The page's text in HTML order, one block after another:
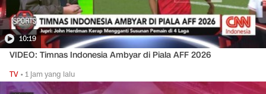
10:19
VIDEO: Timnas Indonesia Ambyar di Piala AFF 2026
TV •1 jam yang lalu